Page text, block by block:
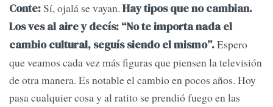
Conte:Sí, ojalá se vayan. Hay tipos que no cambian.
Los ves al aire y decís: “No te importa nada el
cambio cultural, seguís siendo el mismo”.Espero
que veamos cada vez más figuras que piensen la televisión
de otra manera. Es notable el cambio en pocos años. Hoy
pasa cualquier cosa y al ratito se prendió fuego en las